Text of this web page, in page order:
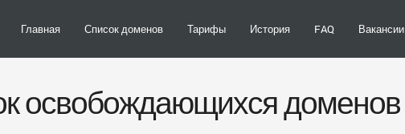
Главная Список доменов Тарифы История FAQ Вакансии
освобождающихся доменов